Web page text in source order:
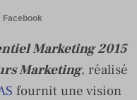
Facebook
Marketing 2015
Marketing, réalisé
fournit une vision